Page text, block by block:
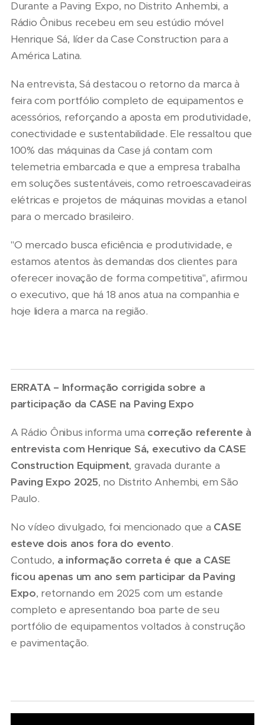
Durante a Paving Expo, no Distrito Anhembi, a
Rádio Ônibus recebeu em seu estúdio móvel
Henrique Sá, líder da Case Construction para a
América Latina.
Na entrevista, Sá destacou o retorno da marca à
feira com portfólio completo de equipamentos e
acessórios, reforçando a aposta em produtividade,
conectividade e sustentabilidade. Ele ressaltou que
100% das máquinas da Case já contam com
telemetria embarcada e que a empresa trabalha
em soluções sustentáveis, como retroescavadeiras
elétricas e projetos de máquinas movidas a etanol
para o mercado brasileiro.
"O mercado busca eficiência e produtividade, e
estamos atentos às demandas dos clientes para
oferecer inovação de forma competitiva", afirmou
o executivo, que há 18 anos atua na companhia e
hoje lidera a marca na região.
ERRATA – Informação corrigida sobre a
participação da CASE na Paving Expo
A Rádio Ônibus informa uma correção referente à
entrevista com Henrique Sá, executivo da CASE
Construction Equipment, gravada durante a
Paving Expo 2025, no Distrito Anhembi, em São
Paulo.
No vídeo divulgado, foi mencionado que a CASE
esteve dois anos fora do evento.
Contudo, a informação correta é que a CASE
ficou apenas um ano sem participar da Paving
Expo, retornando em 2025 com um estande
completo e apresentando boa parte de seu
portfólio de equipamentos voltados à construção
e pavimentação.